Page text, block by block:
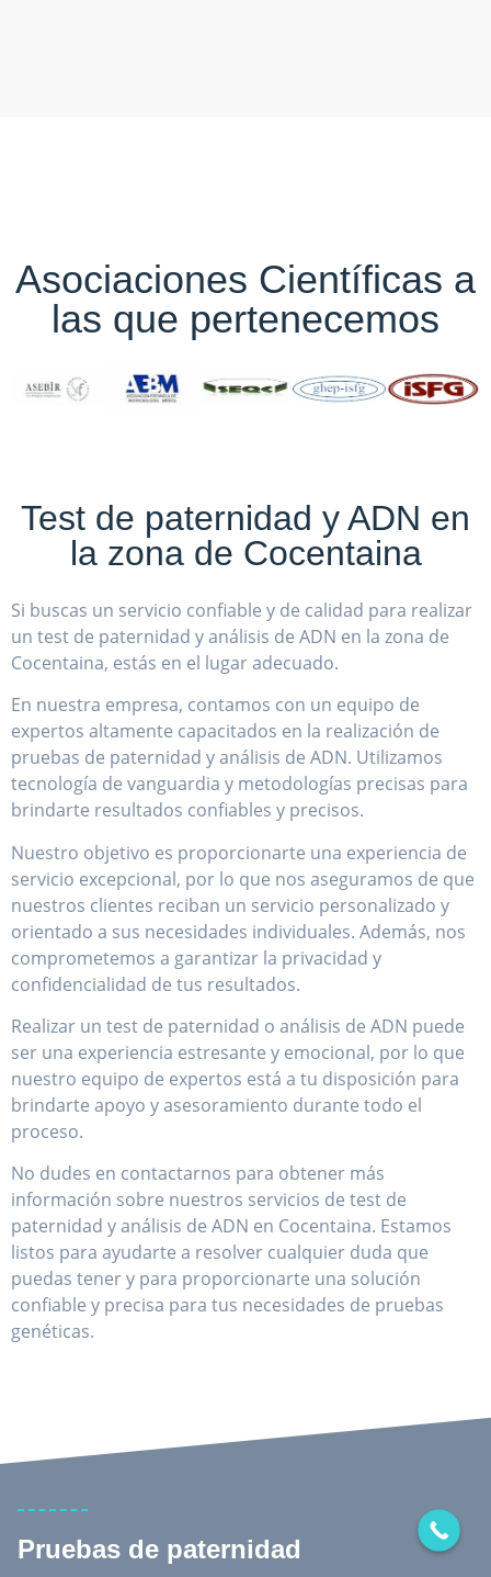
Asociaciones Científicas a
las que pertenecemos
Test de paternidad y ADN en
la zona de Cocentaina
Si buscas un servicio confiable y de calidad para realizar
un test de paternidad y análisis de ADN en la zona de
Cocentaina, estás en el lugar adecuado.
En nuestra empresa, contamos con un equipo de
expertos altamente capacitados en la realización de
pruebas de paternidad y análisis de ADN. Utilizamos
tecnología de vanguardia y metodologías precisas para
brindarte resultados confiables y precisos.
Nuestro objetivo es proporcionarte una experiencia de
servicio excepcional, por lo que nos aseguramos de que
nuestros clientes reciban un servicio personalizado y
orientado a sus necesidades individuales. Además, nos
comprometemos a garantizar la privacidad y
confidencialidad de tus resultados.
Realizar un test de paternidad o análisis de ADN puede
ser una experiencia estresante y emocional, por lo que
nuestro equipo de expertos está a tu disposición para
brindarte apoyo y asesoramiento durante todo el
proceso.
No dudes en contactarnos para obtener más
información sobre nuestros servicios de test de
paternidad y análisis de ADN en Cocentaina. Estamos
listos para ayudarte a resolver cualquier duda que
puedas tener y para proporcionarte una solución
confiable y precisa para tus necesidades de pruebas
genéticas.
Pruebas de paternidad